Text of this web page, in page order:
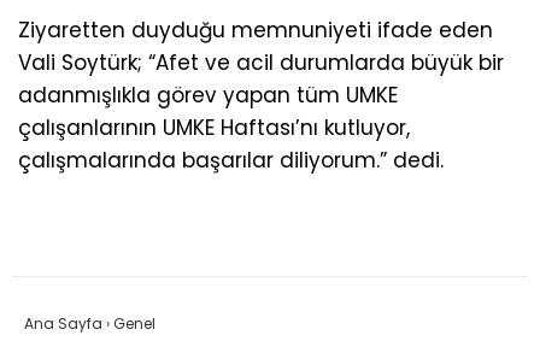
Ziyaretten duyduğu memnuniyeti ifade eden
Vali Soytürk; “Afet ve acil durumlarda büyük bir
adanmışlıkla görev yapan tüm UMKE
çalışanlarının UMKE Haftası’nı kutluyor,
çalışmalarında başarılar diliyorum.” dedi.
Ana Sayfa ›Genel